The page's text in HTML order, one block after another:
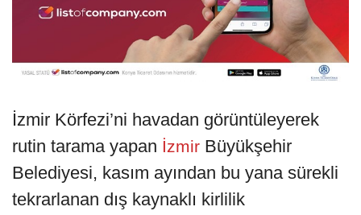
İzmir Körfezi’ni havadan görüntüleyerek
rutin tarama yapan İzmir Büyükşehir
Belediyesi, kasım ayından bu yana sürekli
tekrarlanan dış kaynaklı kirlilik